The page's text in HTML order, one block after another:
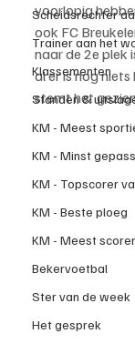
Scheidsrechter
Trainer aan het
Klassementen
Standen &
KM - Meest
KM - Minst
KM - Topscorer
KM - Beste ploeg
KM - Meest
Bekervoetbal
Ster van de week
Het gesprek
voorlopig
ook FC
naar de 2e plek
al er is nog
stemt het